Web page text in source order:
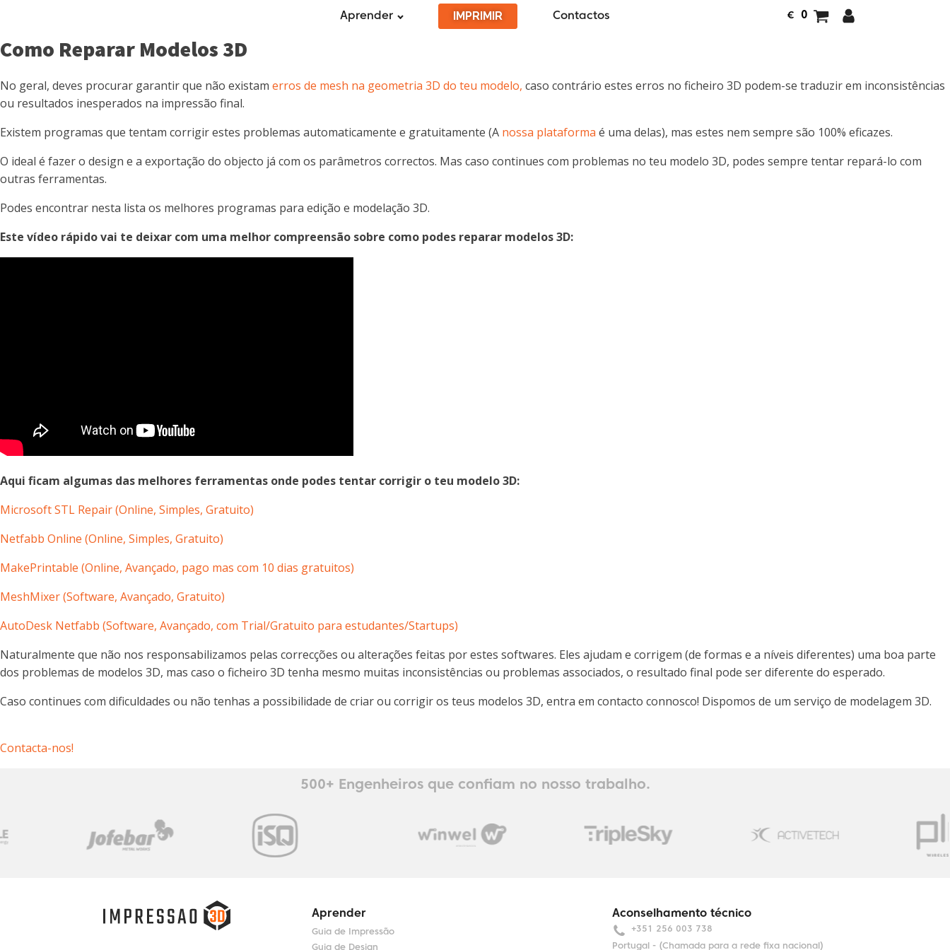
Aprender IMPRIMIR Contactos € 0
Como Reparar Modelos 3D
No geral, deves procurar garantir que não existam erros de mesh na geometria 3D do teu modelo, caso contrário estes erros no ficheiro 3D podem-se traduzir em inconsistências
ou resultados inesperados na impressão final.
Existem programas que tentam corrigir estes problemas automaticamente e gratuitamente (A nossa plataforma é uma delas), mas estes nem sempre são 100% eficazes.
O ideal é fazer o design e a exportação do objecto já com os parâmetros correctos. Mas caso continues com problemas no teu modelo 3D, podes sempre tentar repará-lo com
outras ferramentas.
Podes encontrar nesta lista os melhores programas para edição e modelação 3D.
Este vídeo rápido vai te deixar com uma melhor compreensão sobre como podes reparar modelos 3D:
Aqui ficam algumas das melhores ferramentas onde podes tentar corrigir o teu modelo 3D:
Microsoft STL Repair (Online, Simples, Gratuito)
Netfabb Online (Online, Simples, Gratuito)
MakePrintable (Online, Avançado, pago mas com 10 dias gratuitos)
MeshMixer (Software, Avançado, Gratuito)
AutoDesk Netfabb (Software, Avançado, com Trial/Gratuito para estudantes/Startups)
Naturalmente que não nos responsabilizamos pelas correcções ou alterações feitas por estes softwares. Eles ajudam e corrigem (de formas e a níveis diferentes) uma boa parte
dos problemas de modelos 3D, mas caso o ficheiro 3D tenha mesmo muitas inconsistências ou problemas associados, o resultado final pode ser diferente do esperado.
Caso continues com dificuldades ou não tenhas a possibilidade de criar ou corrigir os teus modelos 3D, entra em contacto connosco! Dispomos de um serviço de modelagem 3D.
Contacta-nos!
500+ Engenheiros que confiam no nosso trabalho.
Aprender
Guia de Impressão
Guia de Design
Aconselhamento técnico
+351 256 003 738
Portugal - (Chamada para a rede fixa nacional)